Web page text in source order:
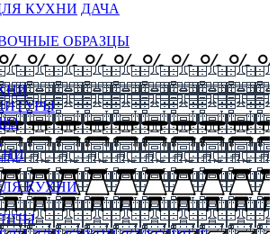
КУХНИ ДАЧА
ОБРАЗЦЫ
КУХНИ